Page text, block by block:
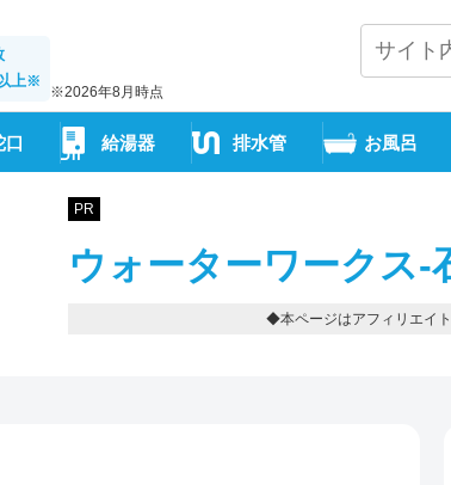
上※
※2026年8月時点
口 給湯器 排水管 お風呂
PR
ウォーターワークス-
◆本ページはアフィリエイ